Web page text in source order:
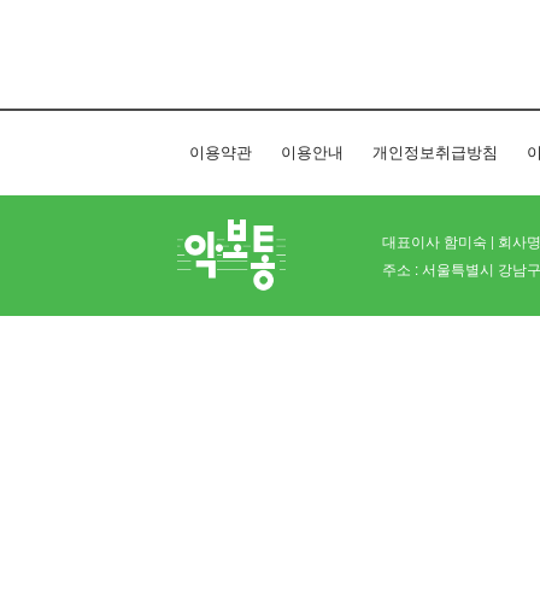
이용약관 이용안내 개인정보취급방침
대표이사 함미숙 | 회사
주소 : 서울특별시 강남